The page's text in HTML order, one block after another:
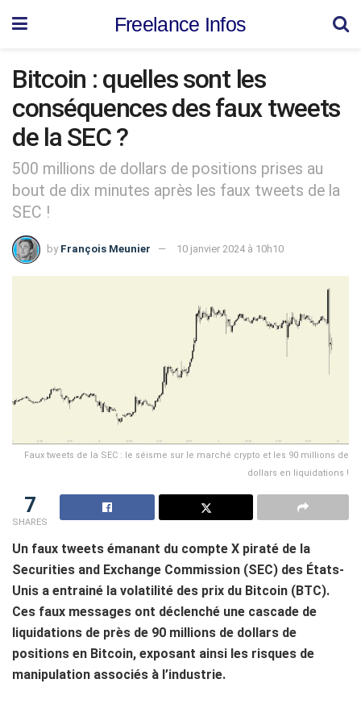
Freelance Infos
Bitcoin : quelles sont les
conséquences des faux tweets
de la SEC ?
500 millions de dollars de positions prises au
bout de dix minutes après les faux tweets de la
SEC !
by François Meunier 10 janvier 2024 à 10h10
Faux tweets de la SEC : le séisme sur le marché crypto et les 90 millions de
dollars en liquidations !
7
SHARES
Un faux tweets émanant du compte X piraté de la
Securities and Exchange Commission (SEC) des États-
Unis a entrainé la volatilité des prix du Bitcoin (BTC).
Ces faux messages ont déclenché une cascade de
liquidations de près de 90 millions de dollars de
positions en Bitcoin, exposant ainsi les risques de
manipulation associés à l’industrie.